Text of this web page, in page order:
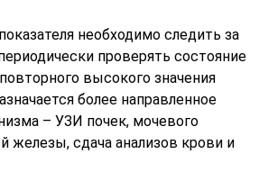
необходимо следить за
проверять состояние
высокого значения
более направленное
– УЗИ почек, мочевого
железы, сдача анализов крови и